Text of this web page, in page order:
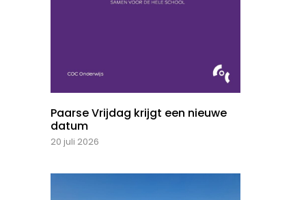
Paarse Vrijdag krijgt een nieuwe
datum
20 juli 2026